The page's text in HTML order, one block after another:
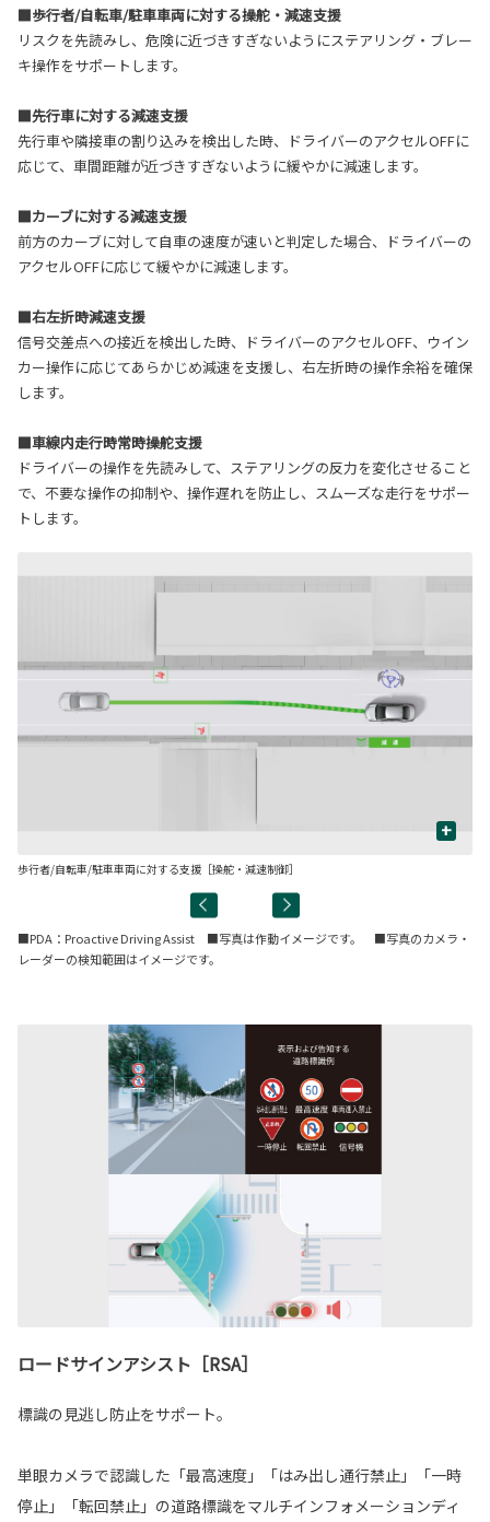
■歩行者/自転車/駐車車両に対する操舵・減速支援
リスクを先読みし、危険に近づきすぎないようにステアリング・ブレー
キ操作をサポートします。
■先行車に対する減速支援
先行車や隣接車の割り込みを検出した時、ドライバーのアクセルOFFに
応じて、車間距離が近づきすぎないように緩やかに減速します。
■カーブに対する減速支援
前方のカーブに対して自車の速度が速いと判定した場合、ドライバーの
アクセルOFFに応じて緩やかに減速します。
■右左折時減速支援
信号交差点への接近を検出した時、ドライバーのアクセルOFF、ウイン
カー操作に応じてあらかじめ減速を支援し、右左折時の操作余裕を確保
します。
■車線内走行時常時操舵支援
ドライバーの操作を先読みして、ステアリングの反力を変化させること
で、不要な操作の抑制や、操作遅れを防止し、スムーズな走行をサポー
トします。
+
歩行者/自転車/駐車車両に対する支援［操舵・減速制御］
■PDA：Proactive Driving Assist ■写真は作動イメージです。 ■写真のカメラ・
レーダーの検知範囲はイメージです。
ロードサインアシスト［RSA］
標識の見逃し防止をサポート。
単眼カメラで認識した「最高速度」「はみ出し通行禁止」「一時
停止」「転回禁止」の道路標識をマルチインフォメーションディ